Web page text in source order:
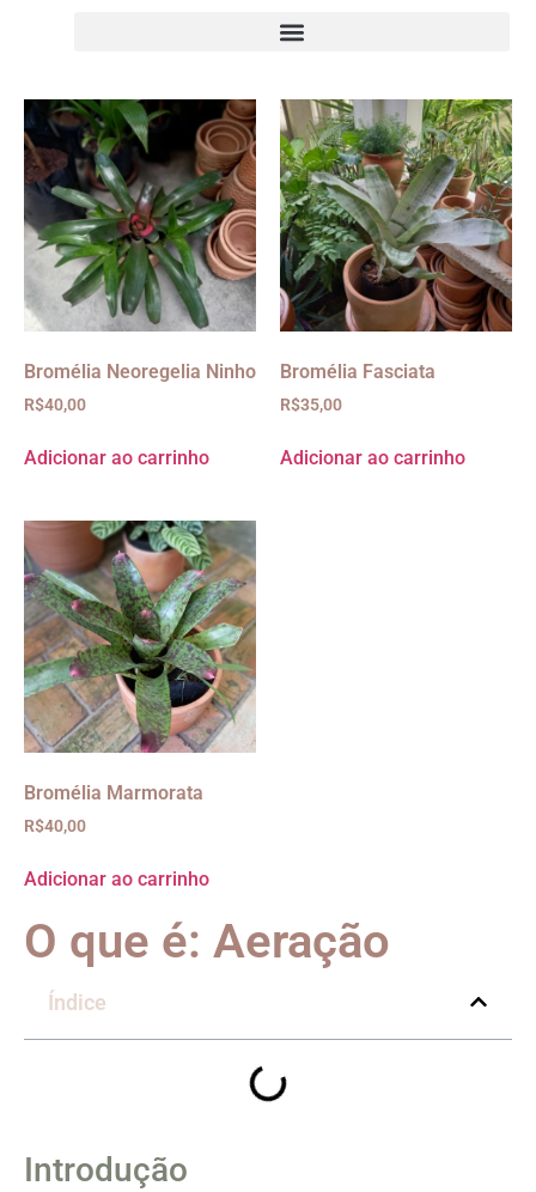
Bromélia Neoregelia Ninho
R$40,00
Adicionar ao carrinho
Bromélia Fasciata
R$35,00
Adicionar ao carrinho
Bromélia Marmorata
R$40,00
Adicionar ao carrinho
O que é: Aeração
Índice
Introdução